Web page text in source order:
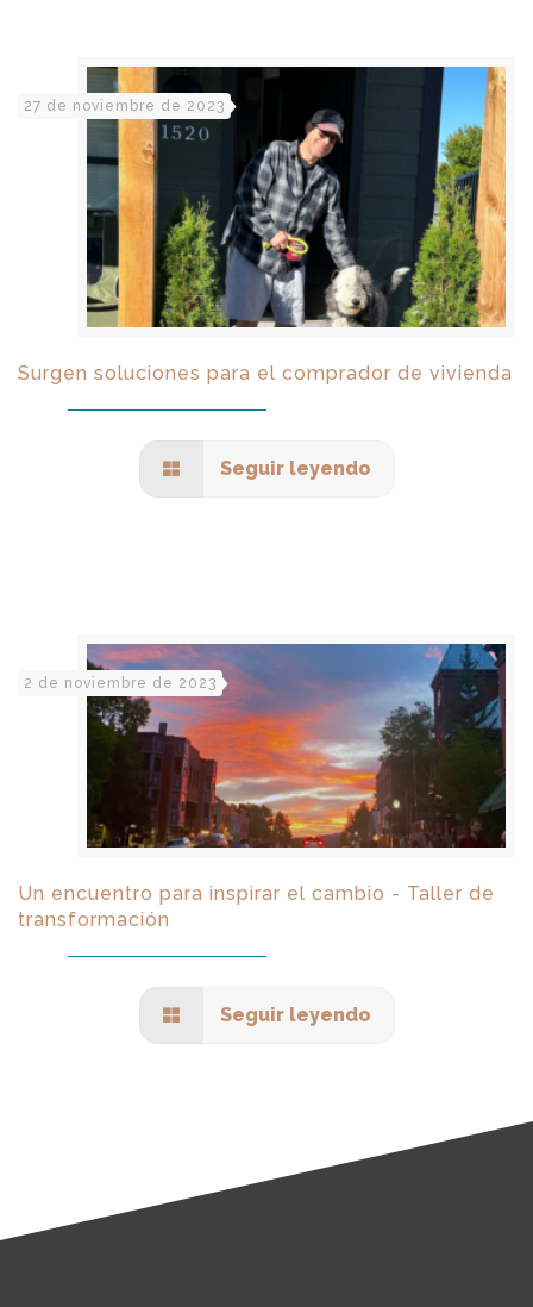
27 de noviembre de 2023
Surgen soluciones para el comprador de vivienda
Seguir leyendo
2 de noviembre de 2023
Un encuentro para inspirar el cambio - Taller de
transformación
Seguir leyendo